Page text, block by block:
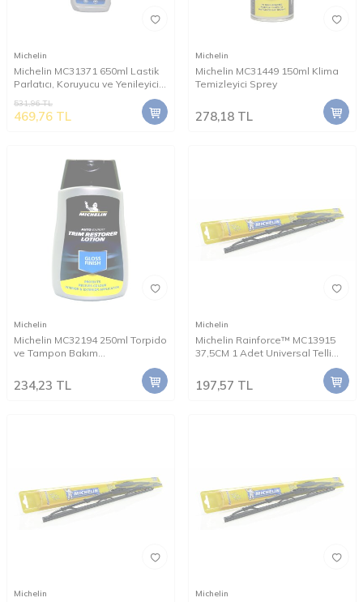
Michelin
Michelin MC31371 650ml Lastik
Parlatıcı, Koruyucu ve Yenileyici
531,96TL
469,76 TL
Michelin
Michelin MC31449 150ml Klima
Temizleyici Sprey
278,18 TL
Michelin
Michelin MC32194 250ml Torpido
ve Tampon Bakım
234,23 TL
Michelin
Michelin Rainforce™ MC13915
37,5CM 1 Adet Universal Telli
197,57 TL
Michelin Michelin